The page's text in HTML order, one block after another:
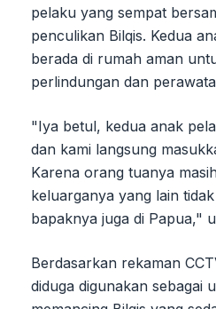
pelaku yang sempat
penculikan Bilqis. Kedua
berada di rumah aman
perlindungan dan
"Iya betul, kedua anak
dan kami langsung
Karena orang tuanya
keluarganya yang lain
bapaknya juga di Papua,"
Berdasarkan rekaman
diduga digunakan sebagai